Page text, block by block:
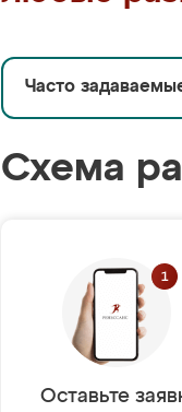
Часто
Схема
Оставьте